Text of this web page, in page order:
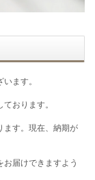
ます。
おります。
ます。現在、納期が
届けできますよう